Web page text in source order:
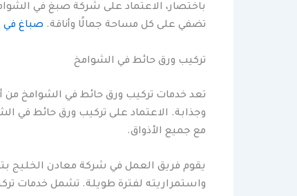
باختصار، الاعتماد على شركة صبغ في
تضفي على كل مساحة جمالًا وأناقة. صباغ في
تركيب ورق حائط في الشوامخ
تعد خدمات تركيب ورق حائط في الشوامخ من
وجذابة. الاعتماد على تركيب ورق حائط في
مع جميع الأذواق.
يقوم فريق العمل في شركة معادن الخليج
واستمراريته لفترة طويلة. تشمل خدمات